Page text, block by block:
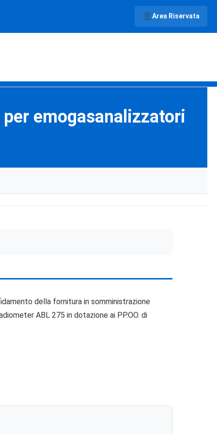
Area Riservata
emogasanalizzatori
della fornitura in somministrazione
ABL 275 in dotazione ai PP.OO. di